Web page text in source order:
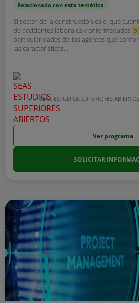
Relacionado con esta temática
El sector de la construcción es el que
de accidentes laborales y enfermedades
particularidades de los agentes que
las características...
SEAS ESTUDIOS SUPERIORES ABIERTOS
Ver programa
SOLICITAR